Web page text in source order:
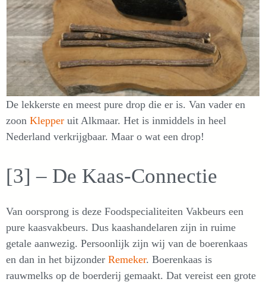
De lekkerste en meest pure drop die er is. Van vader en
zoon Klepper uit Alkmaar. Het is inmiddels in heel
Nederland verkrijgbaar. Maar o wat een drop!
[3] – De Kaas-Connectie
Van oorsprong is deze Foodspecialiteiten Vakbeurs een
pure kaasvakbeurs. Dus kaashandelaren zijn in ruime
getale aanwezig. Persoonlijk zijn wij van de boerenkaas
en dan in het bijzonder Remeker. Boerenkaas is
rauwmelks op de boerderij gemaakt. Dat vereist een grote